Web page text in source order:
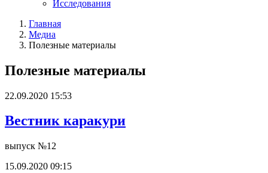
Исследования
Главная
Медиа
Полезные материалы
Полезные материалы
22.09.2020 15:53
Вестник каракури
выпуск №12
15.09.2020 09:15